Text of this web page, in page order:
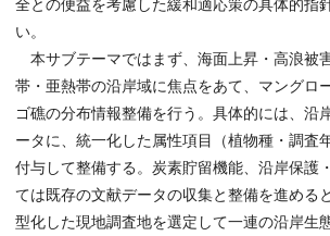
全との便益を考慮した緩和適応策の具体的指
い。
本サブテーマではまず、海面上昇・高浪被
帯・亜熱帯の沿岸域に焦点をあて、マングロ
ゴ礁の分布情報整備を行う。具体的には、沿
ータに、統一化した属性項目（植物種・調査
付与して整備する。炭素貯留機能、沿岸保護
ては既存の文献データの収集と整備を進める
型化した現地調査地を選定して一連の沿岸生